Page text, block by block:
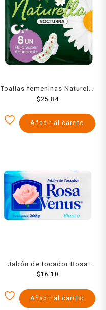
Toallas femeninas Naturella
cuidado nocturno 8 pzas
$25.84
Añadir al carrito
Jabón de tocador Rosa
Venus blanco 200 g
$16.10
Añadir al carrito